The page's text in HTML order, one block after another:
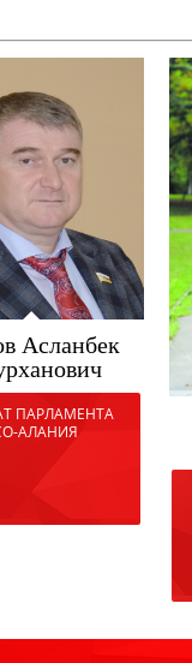
Асланбек
ПАРЛАМЕНТА
АЛАНИЯ